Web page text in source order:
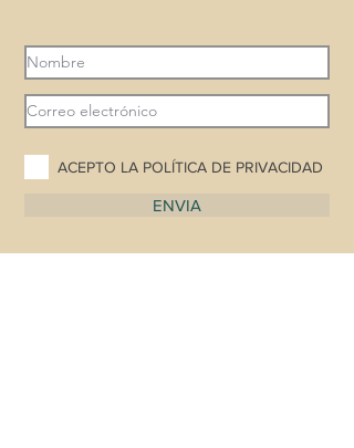
ACEPTO LA POLÍTICA DE PRIVACIDAD
ENVIA